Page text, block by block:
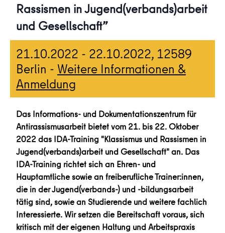
Rassismen in Jugend(verbands)arbeit
und Gesellschaft”
21.10.2022 - 22.10.2022, 12589
Berlin - Weitere Informationen &
Anmeldung
Das Informations- und Dokumentationszentrum für
Antirassismusarbeit bietet vom 21. bis 22. Oktober
2022 das IDA-Training "Klassismus und Rassismen in
Jugend(verbands)arbeit und Gesellschaft" an. Das
IDA-Training richtet sich an Ehren- und
Hauptamtliche sowie an freiberufliche Trainer:innen,
die in der Jugend(verbands-) und -bildungsarbeit
tätig sind, sowie an Studierende und weitere fachlich
Interessierte. Wir setzen die Bereitschaft voraus, sich
kritisch mit der eigenen Haltung und Arbeitspraxis